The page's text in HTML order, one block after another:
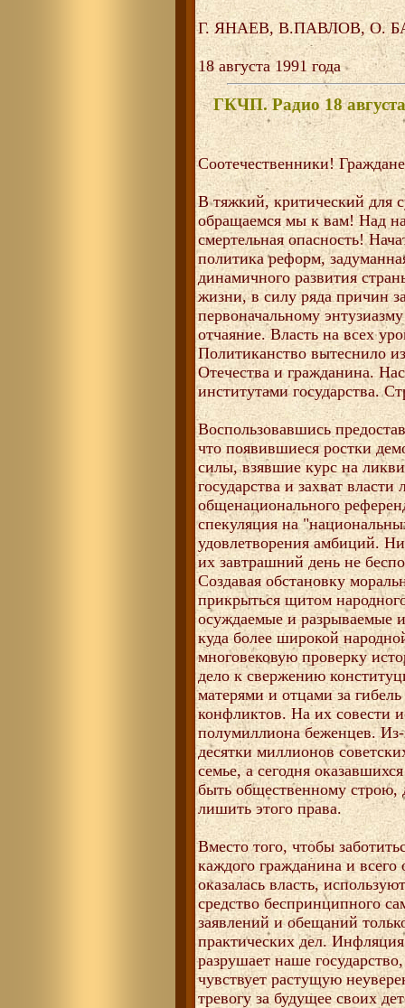
Г. ЯНАЕВ, В.ПАВЛОВ, О.
18 августа 1991 года
ГКЧП. Радио 18
Соотечественники!
В тяжкий, критический для
обращаемся мы к вам! Над
смертельная опасность!
политика реформ,
динамичного развития
жизни, в силу ряда причин
первоначальному
отчаяние. Власть на всех
Политиканство вытеснило
Отечества и гражданина.
институтами государства.
Воспользовавшись
что появившиеся ростки
силы, взявшие курс на
государства и захват
общенационального
спекуляция на
удовлетворения амбиций.
их завтрашний день не
Создавая обстановку
прикрыться щитом
осуждаемые и разрываемые
куда более широкой
многовековую проверку
дело к свержению
матерями и отцами за
конфликтов. На их совести
полумиллиона беженцев.
десятки миллионов
семье, а сегодня
быть общественному строю,
лишить этого права.
Вместо того, чтобы
каждого гражданина и
оказалась власть,
средство беспринципного
заявлений и обещаний
практических дел.
разрушает наше
чувствует растущую
тревогу за будущее своих